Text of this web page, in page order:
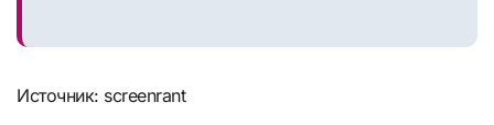
Источник: screenrant